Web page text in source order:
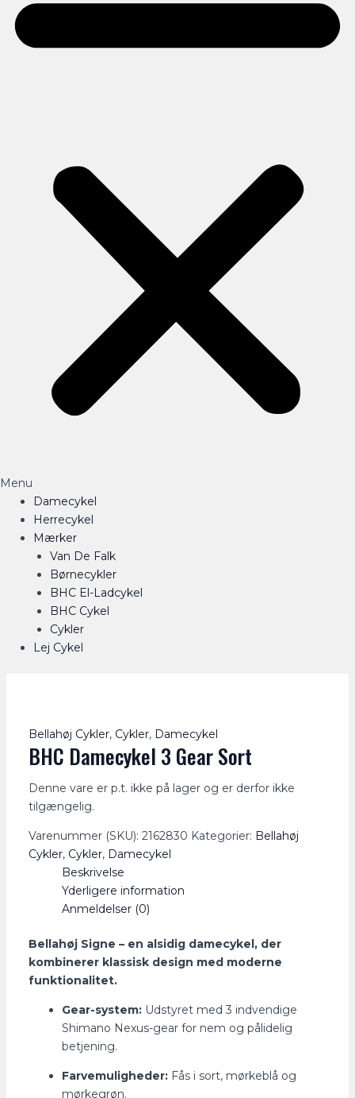
Menu
Damecykel
Herrecykel
Mærker
Van De Falk
Børnecykler
BHC El-Ladcykel
BHC Cykel
Cykler
Lej Cykel
Bellahøj Cykler, Cykler, Damecykel
BHC Damecykel 3 Gear Sort
Denne vare er p.t. ikke på lager og er derfor ikke
tilgængelig.
Varenummer (SKU): 2162830 Kategorier: Bellahøj
Cykler, Cykler, Damecykel
Beskrivelse
Yderligere information
Anmeldelser (0)
Bellahøj Signe – en alsidig damecykel, der
kombinerer klassisk design med moderne
funktionalitet.
Gear-system:Udstyret med 3 indvendige
Shimano Nexus-gear for nem og pålidelig
betjening.
Farvemuligheder:Fås i sort, mørkeblå og
mørkegrøn.